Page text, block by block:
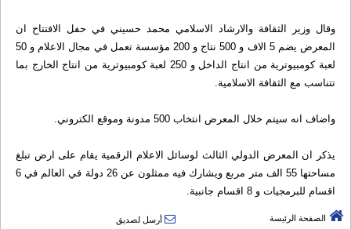
وقال وزير الثقافة والارشاد الاسلامي محمد حسيني في حفل الافتتاح ان
المعرض يضم 5 الاف و 500 نتاج و 200 مؤسسة تعمل في مجال الاعلام و 50
لعبة كومبيوترية من انتاج الداخل و 250 لعبة كومبيوترية من انتاج الخارج بما
تتناسب مع الثقافة الاسلامية.
واضاف انه سيتم خلال المعرض انتخاب 500 مدونة وموقع الكتروني.
يذكر ان المعرض الدولي الثالث لوسائل الاعلام الرقمية يقام على ارض تبلغ
مساحتها 55 الف متر مربع ويشارك فيه ممثلون عن 26 دولة في العالم في 6
اقسام للبرمجيات و 8 اقسام جانبية.
الصفحة الرئيسة
أرسل لصديق